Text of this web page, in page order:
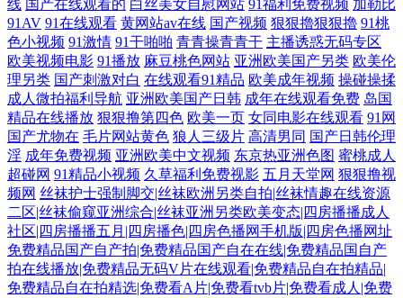
线 国产在线观看的 白丝美女自慰网站 91福利免费视频 加勒比
91AV 91在线观看 黄网站av在线 国产视频 狠狠擼狠狠擼 91桃
色小视频 91激情 91干啪啪 青青操青青干 主播诱惑无码专区
欧美视频电影 91播放 麻豆桃色网站 亚洲欧美国产另类 欧美伦
理另类 国产刺激对白 在线观看91精品 欧美成年视频 操碰操揉
成人微拍福利导航 亚洲欧美国产日韩 成年在线观看免费 岛国
精品在线播放 狠狠撸第四色 欧美一页 女同电影在线观看 91网
国产尤物在 毛片网站黄色 狼人三级片 高清男同 国产日韩伦理
淫 成年免费视频 亚洲欧美中文视频 东京热亚洲色图 蜜桃成人
超碰网 91精品小视频 久草福利免费视影 五月天堂网 狠狠撸视
频网 丝袜护士强制脚交|丝袜欧洲另类自拍|丝袜情趣在线资源
二区|丝袜偷窥亚洲综合|丝袜亚洲另类欧美变态|四房播播成人
社区|四房播播五月|四房播色|四房色播网手机版|四房色播网址
免费精品国产自产拍|免费精品国产自在在线|免费精品国自产
拍在线播放|免费精品无码V片在线观看|免费精品自在拍精品|
免费精品自在拍精选|免费看A片|免费看tvb片|免费看成人|免费